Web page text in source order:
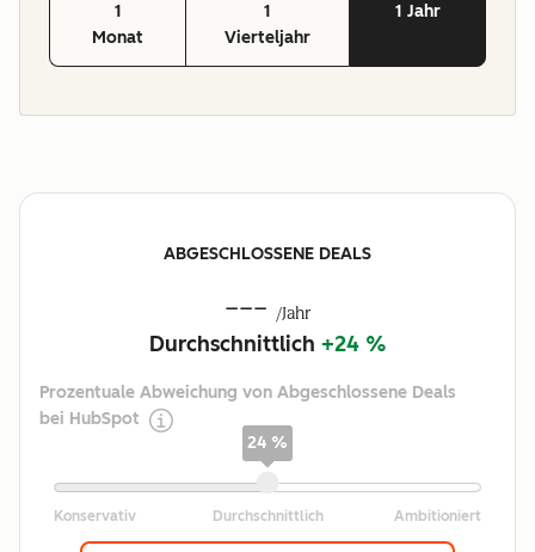
1
Monat
1
Vierteljahr
1 Jahr
ABGESCHLOSSENE DEALS
--- /Jahr
Durchschnittlich +24 %
Prozentuale Abweichung von Abgeschlossene Deals
bei HubSpot
24 %